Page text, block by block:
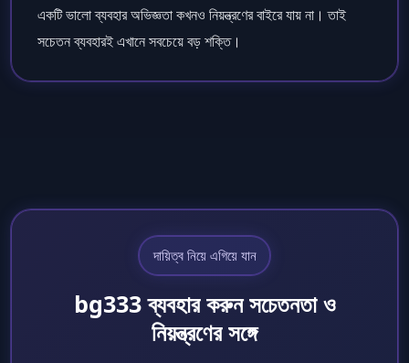
একটি ভালো ব্যবহার অভিজ্ঞতা কখনও নিয়ন্ত্রণের বাইরে যায় না। তাই
সচেতন ব্যবহারই এখানে সবচেয়ে বড় শক্তি।
দায়িত্ব নিয়ে এগিয়ে যান
bg333 ব্যবহার করুন সচেতনতা ও
নিয়ন্ত্রণের সঙ্গে